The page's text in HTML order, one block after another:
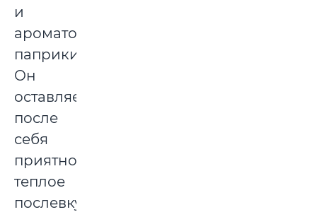
и
ароматом
паприки.
Он
оставляет
после
себя
приятное
теплое
послевкусие